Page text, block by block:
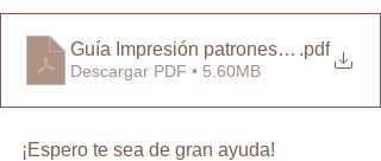
Guía Impresión patrones estándar
.pdf
Descargar PDF • 5.60MB
¡Espero te sea de gran ayuda!